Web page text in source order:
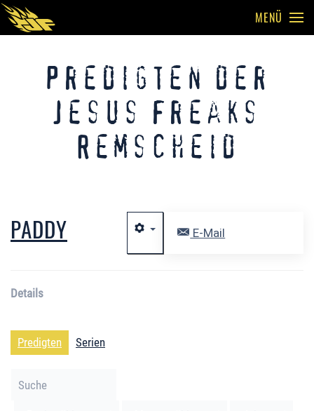
MENÜ
Predigten der
Jesus Freaks
Remscheid
E-Mail
PADDY
Details
Predigten Serien
Filter